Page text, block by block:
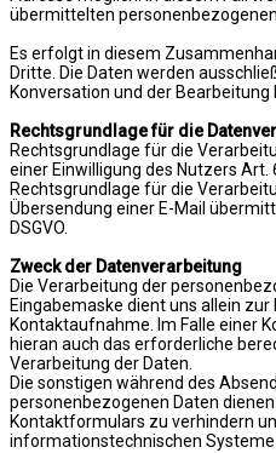
übermittelten
Es erfolgt in diesem
Dritte. Die Daten werden
Konversation und der
Rechtsgrundlage für die
Rechtsgrundlage für die
einer Einwilligung des Nutzers Art.
Rechtsgrundlage für die
Übersendung einer E-Mail
DSGVO.
Zweck der Datenverarbeitung
Die Verarbeitung der
Eingabemaske dient uns allein
Kontaktaufnahme. Im Falle einer
hieran auch das erforderliche
Verarbeitung der Daten.
Die sonstigen während des
personenbezogenen Daten
Kontaktformulars zu verhindern
informationstechnischen Systeme